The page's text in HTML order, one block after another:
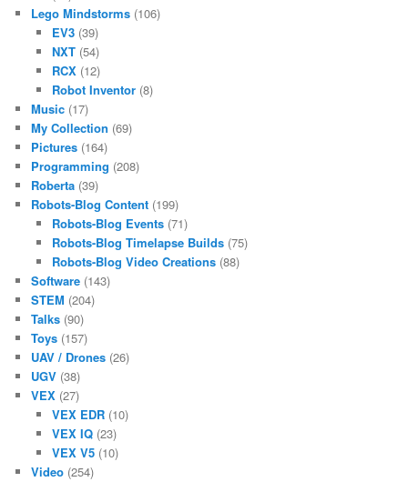
Lego Mindstorms (106)
EV3(39)
NXT(54)
RCX(12)
Robot Inventor(8)
Music (17)
My Collection (69)
Pictures (164)
Programming (208)
Roberta (39)
Robots-Blog Content (199)
Robots-Blog Events(71)
Robots-Blog Timelapse Builds(75)
Robots-Blog Video Creations(88)
Software (143)
STEM (204)
Talks (90)
Toys (157)
UAV / Drones (26)
UGV (38)
VEX (27)
VEX EDR(10)
VEX IQ(23)
VEX V5(10)
Video (254)